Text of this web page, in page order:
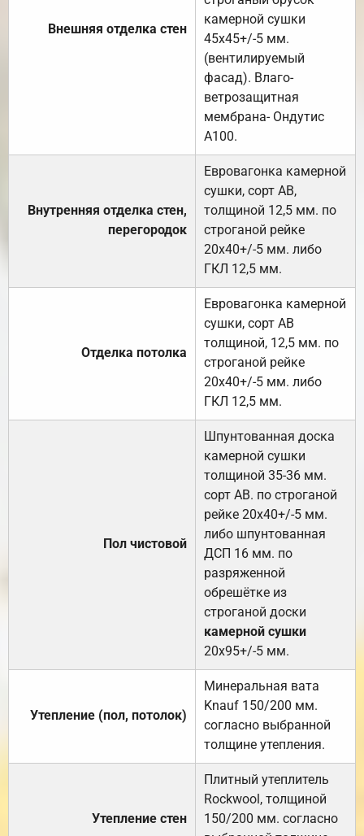
Внешняя отделка стен
камерной сушки
45х45+/-5 мм.
(вентилируемый
фасад). Влаго-
ветрозащитная
мембрана- Ондутис
А100.
Внутренняя отделка стен,
перегородок
Евровагонка камерной
сушки, сорт АВ,
толщиной 12,5 мм. по
строганой рейке
20х40+/-5 мм. либо
ГКЛ 12,5 мм.
Отделка потолка
Евровагонка камерной
сушки, сорт АВ
толщиной, 12,5 мм. по
строганой рейке
20х40+/-5 мм. либо
ГКЛ 12,5 мм.
Пол чистовой
Шпунтованная доска
камерной сушки
толщиной 35-36 мм.
сорт АВ. по строганой
рейке 20х40+/-5 мм.
либо шпунтованная
ДСП 16 мм. по
разряженной
обрешётке из
строганой доски
камерной сушки
20х95+/-5 мм.
Утепление (пол, потолок)
Минеральная вата
Knauf 150/200 мм.
согласно выбранной
толщине утепления.
Утепление стен
Плитный утеплитель
Rockwool, толщиной
150/200 мм. согласно